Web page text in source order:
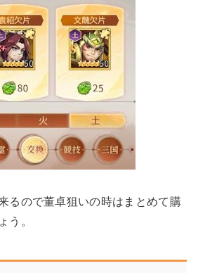
るので董卓狙いの時はまとめて購
う。